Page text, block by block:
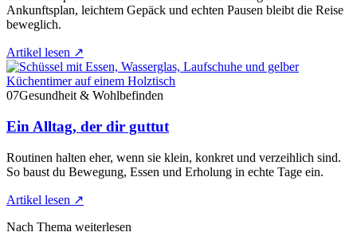
Ankunftsplan, leichtem Gepäck und echten Pausen bleibt die Reise
beweglich.
Artikel lesen ↗
07Gesundheit & Wohlbefinden
Ein Alltag, der dir guttut
Routinen halten eher, wenn sie klein, konkret und verzeihlich sind.
So baust du Bewegung, Essen und Erholung in echte Tage ein.
Artikel lesen ↗
Nach Thema weiterlesen